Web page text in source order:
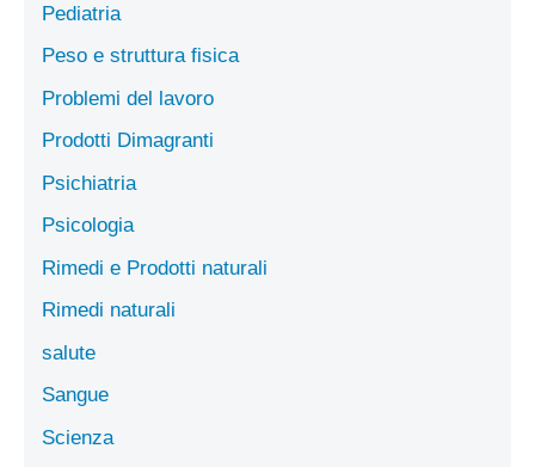
Pediatria
Peso e struttura fisica
Problemi del lavoro
Prodotti Dimagranti
Psichiatria
Psicologia
Rimedi e Prodotti naturali
Rimedi naturali
salute
Sangue
Scienza